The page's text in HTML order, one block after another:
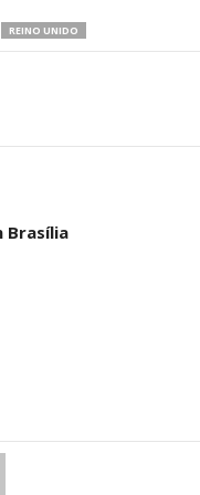
REINO UNIDO
Brasília